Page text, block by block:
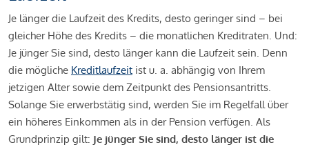
Je länger die Laufzeit des Kredits, desto geringer sind – bei
gleicher Höhe des Kredits – die monatlichen Kreditraten. Und:
Je jünger Sie sind, desto länger kann die Laufzeit sein. Denn
die mögliche Kreditlaufzeit ist u. a. abhängig von Ihrem
jetzigen Alter sowie dem Zeitpunkt des Pensionsantritts.
Solange Sie erwerbstätig sind, werden Sie im Regelfall über
ein höheres Einkommen als in der Pension verfügen. Als
Grundprinzip gilt: Je jünger Sie sind, desto länger ist die